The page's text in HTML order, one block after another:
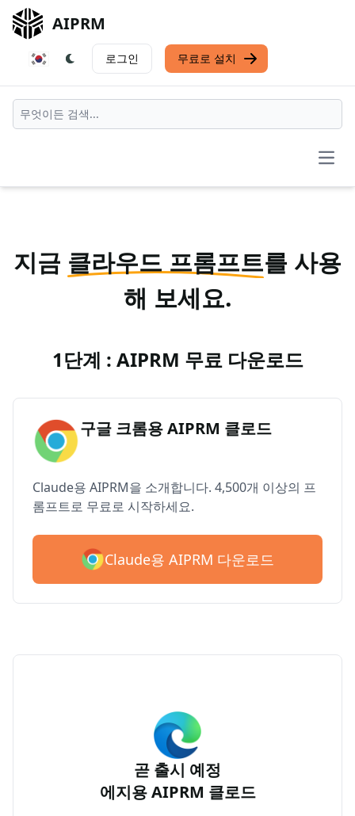
AIPRM
로그인 무료로 설치
지금 클라우드 프롬프트를 사용
해 보세요.
1단계 : AIPRM 무료 다운로드
구글 크롬용 AIPRM 클로드
Claude용 AIPRM을 소개합니다. 4,500개 이상의 프
롬프트로 무료로 시작하세요.
Claude용 AIPRM 다운로드
곧 출시 예정
에지용 AIPRM 클로드